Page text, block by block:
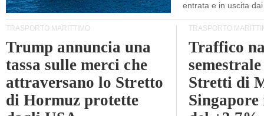
entrata e in uscita
TRASPORTO MARITTIMO
Trump annuncia una
tassa sulle merci che
attraversano lo Stretto
di Hormuz protette
TRASPORTO
Traffico
Stretti di